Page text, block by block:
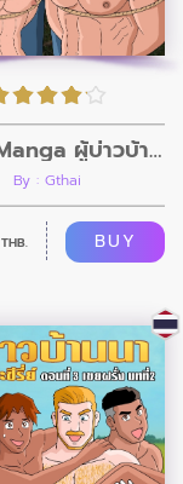
Gthai Manga ผู้บ่าวบ้านนา ตอนที่5
By : Gthai
THB. BUY